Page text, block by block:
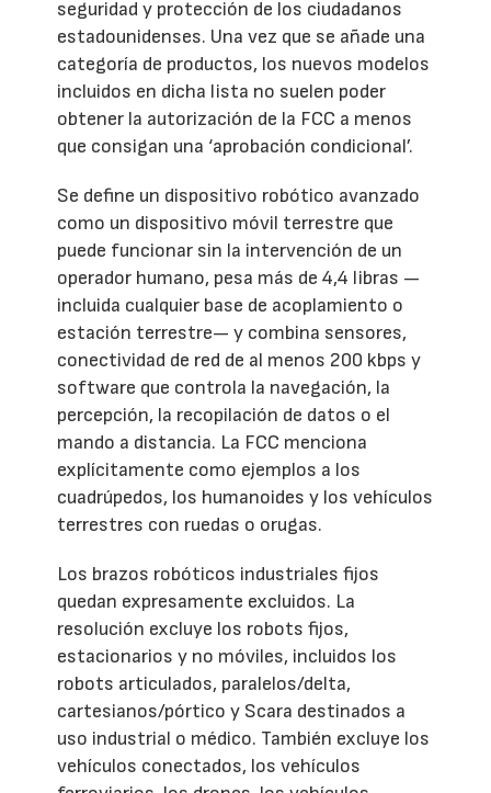
seguridad y protección de los ciudadanos
estadounidenses. Una vez que se añade una
categoría de productos, los nuevos modelos
incluidos en dicha lista no suelen poder
obtener la autorización de la FCC a menos
que consigan una ‘aprobación condicional’.
Se define un dispositivo robótico avanzado
como un dispositivo móvil terrestre que
puede funcionar sin la intervención de un
operador humano, pesa más de 4,4 libras —
incluida cualquier base de acoplamiento o
estación terrestre— y combina sensores,
conectividad de red de al menos 200 kbps y
software que controla la navegación, la
percepción, la recopilación de datos o el
mando a distancia. La FCC menciona
explícitamente como ejemplos a los
cuadrúpedos, los humanoides y los vehículos
terrestres con ruedas o orugas.
Los brazos robóticos industriales fijos
quedan expresamente excluidos. La
resolución excluye los robots fijos,
estacionarios y no móviles, incluidos los
robots articulados, paralelos/delta,
cartesianos/pórtico y Scara destinados a
uso industrial o médico. También excluye los
vehículos conectados, los vehículos